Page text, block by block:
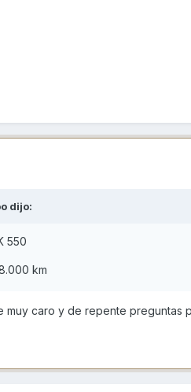
dijo:
550
km
muy caro y de repente preguntas